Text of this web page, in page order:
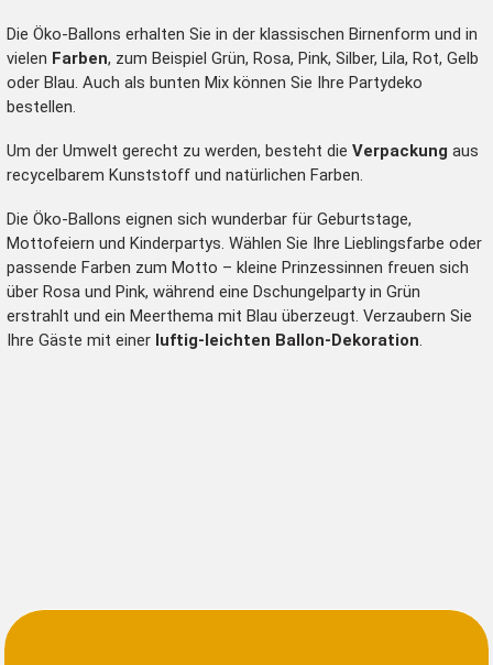
Die Öko-Ballons erhalten Sie in der klassischen Birnenform und in
vielen Farben, zum Beispiel Grün, Rosa, Pink, Silber, Lila, Rot, Gelb
oder Blau. Auch als bunten Mix können Sie Ihre Partydeko
bestellen.
Um der Umwelt gerecht zu werden, besteht die Verpackung aus
recycelbarem Kunststoff und natürlichen Farben.
Die Öko-Ballons eignen sich wunderbar für Geburtstage,
Mottofeiern und Kinderpartys. Wählen Sie Ihre Lieblingsfarbe oder
passende Farben zum Motto – kleine Prinzessinnen freuen sich
über Rosa und Pink, während eine Dschungelparty in Grün
erstrahlt und ein Meerthema mit Blau überzeugt. Verzaubern Sie
Ihre Gäste mit einer luftig-leichten Ballon-Dekoration.